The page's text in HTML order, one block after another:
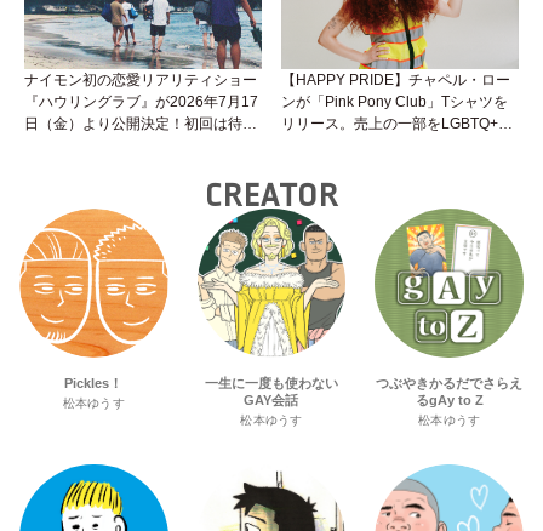
ナイモン初の恋愛リアリティショー
『ハウリングラブ』が2026年7月17
日（金）より公開決定！初回は待望
【HAPPY PRIDE】チャペル・ロー
ンが「Pink Pony Club」Tシャツを
リリース。売上の一部をLGBTQ+＆
CREATOR
Pickles！
松本ゆうす
一生に一度も使わない
GAY会話
松本ゆうす
つぶやきかるだでさらえ
るgAy to Z
松本ゆうす